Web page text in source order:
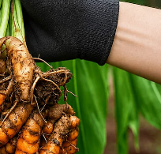
kita telah banyak
kemalangan yang